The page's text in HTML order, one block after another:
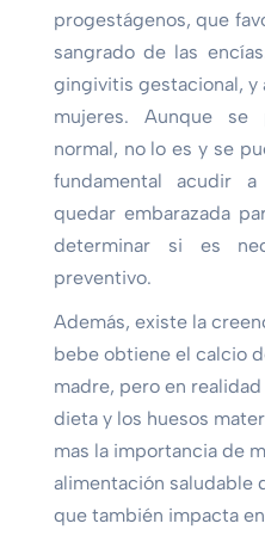
progestágenos, que
sangrado de las
gingivitis gestacional, y
mujeres. Aunque se
normal, no lo es y se
fundamental acudir
quedar embarazada
determinar si es
preventivo.
Además, existe la
bebe obtiene el calcio
madre, pero en
dieta y los huesos
mas la importancia de
alimentación saludable
que también impacta